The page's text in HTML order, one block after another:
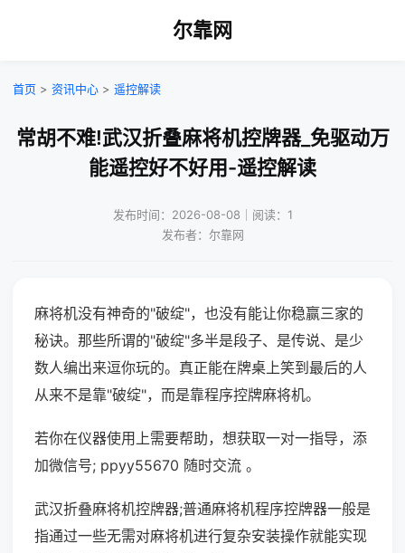
尔靠网
首页 > 资讯中心 > 遥控解读
常胡不难!武汉折叠麻将机控牌器_免驱动万
能遥控好不好用-遥控解读
发布时间：2026-08-08｜阅读：1
发布者：尔靠网
麻将机没有神奇的"破绽"，也没有能让你稳赢三家的
秘诀。那些所谓的"破绽"多半是段子、是传说、是少
数人编出来逗你玩的。真正能在牌桌上笑到最后的人
从来不是靠"破绽"，而是靠程序控牌麻将机。
若你在仪器使用上需要帮助，想获取一对一指导，添
加微信号; ppyy55670 随时交流 。
武汉折叠麻将机控牌器;普通麻将机程序控牌器一般是
指通过一些无需对麻将机进行复杂安装操作就能实现